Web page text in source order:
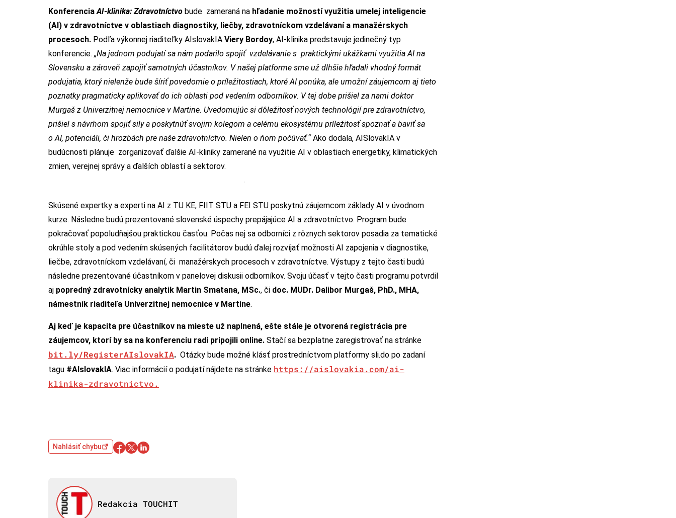
Konferencia AI-klinika: Zdravotníctvo bude zameraná na hľadanie možností využitia umelej inteligencie
(AI) v zdravotníctve v oblastiach diagnostiky, liečby, zdravotníckom vzdelávaní a manažérskych
procesoch. Podľa výkonnej riaditeľky AIslovakIA Viery Bordoy, AI-klinika predstavuje jedinečný typ
konferencie. „Na jednom podujatí sa nám podarilo spojiť vzdelávanie s praktickými ukážkami využitia AI na
Slovensku a zároveň zapojiť samotných účastníkov. V našej platforme sme už dlhšie hľadali vhodný formát
podujatia, ktorý nielenže bude šíriť povedomie o príležitostiach, ktoré AI ponúka, ale umožní záujemcom aj tieto
poznatky pragmaticky aplikovať do ich oblasti pod vedením odborníkov. V tej dobe prišiel za nami doktor
Murgaš z Univerzitnej nemocnice v Martine. Uvedomujúc si dôležitosť nových technológií pre zdravotníctvo,
prišiel s návrhom spojiť sily a poskytnúť svojim kolegom a celému ekosystému príležitosť spoznať a baviť sa
o AI, potenciáli, či hrozbách pre naše zdravotníctvo. Nielen o ňom počúvať.“Ako dodala, AISlovakIA v
budúcnosti plánuje zorganizovať ďalšie AI-kliniky zamerané na využitie AI v oblastiach energetiky, klimatických
zmien, verejnej správy a ďalších oblastí a sektorov.
Skúsené expertky a experti na AI z TU KE, FIIT STU a FEI STU poskytnú záujemcom základy AI v úvodnom
kurze. Následne budú prezentované slovenské úspechy prepájajúce AI a zdravotníctvo. Program bude
pokračovať popoludňajšou praktickou časťou. Počas nej sa odborníci z rôznych sektorov posadia za tematické
okrúhle stoly a pod vedením skúsených facilitátorov budú ďalej rozvíjať možnosti AI zapojenia v diagnostike,
liečbe, zdravotníckom vzdelávaní, či manažérskych procesoch v zdravotníctve. Výstupy z tejto časti budú
následne prezentované účastníkom v panelovej diskusii odborníkov. Svoju účasť v tejto časti programu potvrdil
aj popredný zdravotnícky analytik Martin Smatana, MSc., či doc. MUDr. Dalibor Murgaš, PhD., MHA,
námestník riaditeľa Univerzitnej nemocnice v Martine.
Aj keď je kapacita pre účastníkov na mieste už naplnená, ešte stále je otvorená registrácia pre
záujemcov, ktorí by sa na konferenciu radi pripojili online. Stačí sa bezplatne zaregistrovať na stránke
bit.ly/RegisterAIslovakIA. Otázky bude možné klásť prostredníctvom platformy sli.do po zadaní
tagu #AIslovakIA. Viac informácií o podujatí nájdete na stránke https://aislovakia.com/ai-
klinika-zdravotnictvo.
Nahlásiť chybu
Redakcia TOUCHIT